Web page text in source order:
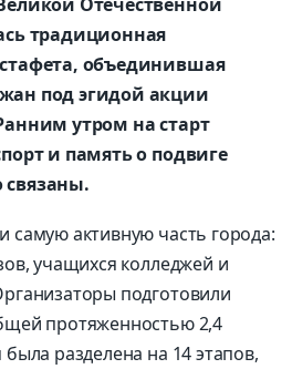
традиционная
объединившая
под эгидой акции
утром на старт
и память о подвиге
связаны.
самую активную часть города:
учащихся колледжей и
подготовили
протяженностью 2,4
разделена на 14 этапов,